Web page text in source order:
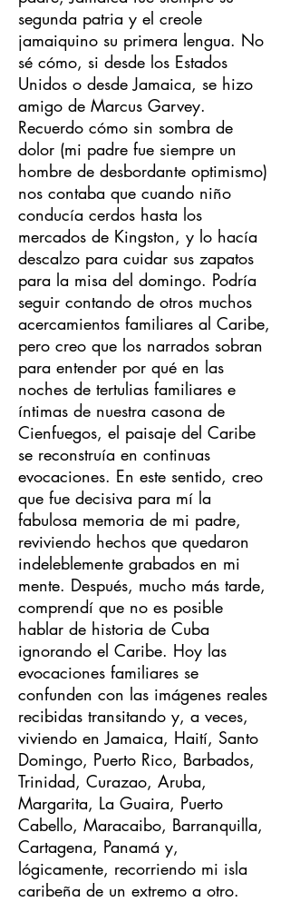
segunda patria y el creole
jamaiquino su primera lengua. No
sé cómo, si desde los Estados
Unidos o desde Jamaica, se hizo
amigo de Marcus Garvey.
Recuerdo cómo sin sombra de
dolor (mi padre fue siempre un
hombre de desbordante optimismo)
nos contaba que cuando niño
conducía cerdos hasta los
mercados de Kingston, y lo hacía
descalzo para cuidar sus zapatos
para la misa del domingo. Podría
seguir contando de otros muchos
acercamientos familiares al Caribe,
pero creo que los narrados sobran
para entender por qué en las
noches de tertulias familiares e
íntimas de nuestra casona de
Cienfuegos, el paisaje del Caribe
se reconstruía en continuas
evocaciones. En este sentido, creo
que fue decisiva para mí la
fabulosa memoria de mi padre,
reviviendo hechos que quedaron
indeleblemente grabados en mi
mente. Después, mucho más tarde,
comprendí que no es posible
hablar de historia de Cuba
ignorando el Caribe. Hoy las
evocaciones familiares se
confunden con las imágenes reales
recibidas transitando y, a veces,
viviendo en Jamaica, Haití, Santo
Domingo, Puerto Rico, Barbados,
Trinidad, Curazao, Aruba,
Margarita, La Guaira, Puerto
Cabello, Maracaibo, Barranquilla,
Cartagena, Panamá y,
lógicamente, recorriendo mi isla
caribeña de un extremo a otro.